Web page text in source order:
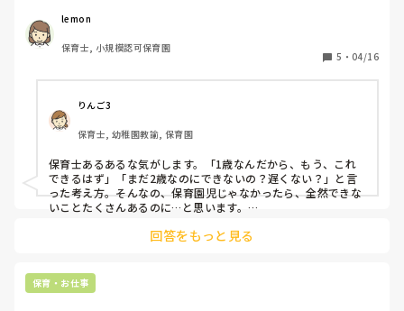
感覚が鈍っていると言ったらおかしいですが、ハンデのある
お子さんと接してきたせいか、こんなにできることがあった
んだなと思うのと、1歳児、2歳児で言葉がまだ確立していな
っています。個々に発達の違いがあるのは当然だしこれから
色々出来ることも増えていくのかなと思いながら接していま
す。
明らかに、目が合わないとても強いこだわりがあるとなると
もしかして？と思いますが私の中では普通かなあと思ってい
ましたが、一定の保育士が、言葉が遅すぎる！なんでこんな
のが理解できないんだ？。。などなど子どもの前で言いま
す。
いとだめたと言い切ります。
言っても言ってもわからないと言うので、大人だって午睡の
中でおしゃべりするなと言われても喋ったり、子どもの前で
lemon
保育士, 小規模認可保育園
5 ・ 04/16
りんご3
保育士, 幼稚園教諭, 保育園
保育士あるあるな気がします。「1歳なんだから、もう、これ
できるはず」「まだ2歳なのにできないの？遅くない？」と言
った考え方。そんなの、保育園児じゃなかったら、全然できな
いことたくさんあるのに…と思います。
独特な文化に染まりきっているんだと思います。思考が凝り固
はちみつれもんさんのように、俯瞰で見ている方が、近くに居
回答をもっと見る
保育・お仕事